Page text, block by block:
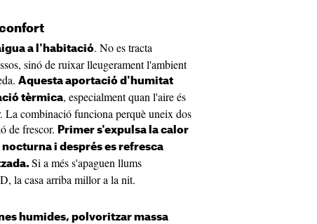
confort
a l'habitació. No es tracta
sinó de ruixar lleugerament l'ambient
Aquesta aportació d'humitat
tèrmica, especialment quan l'aire és
La combinació funciona perquè uneix dos
de frescor.
Primer s'expulsa la calor
i després es refresca
Si a més s'apaguen llums
la casa arriba millor a la nit.
humides, polvoritzar massa